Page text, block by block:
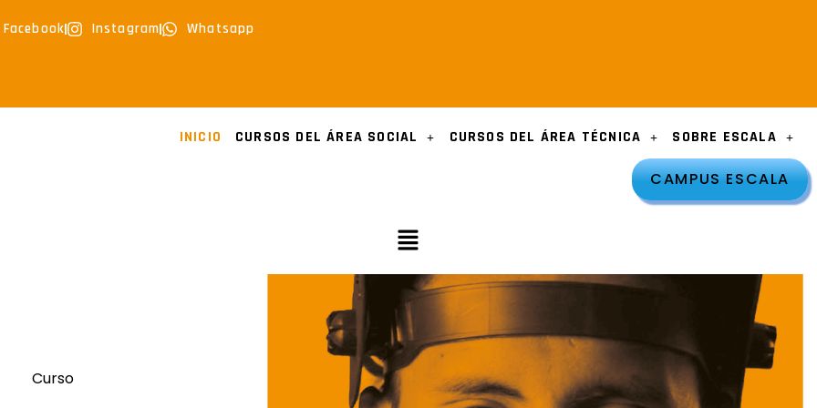
Facebook Instagram Whatsapp
INICIO CURSOS DEL ÁREA SOCIAL CURSOS DEL ÁREA TÉCNICA SOBRE ESCALA
CAMPUS ESCALA
Curso